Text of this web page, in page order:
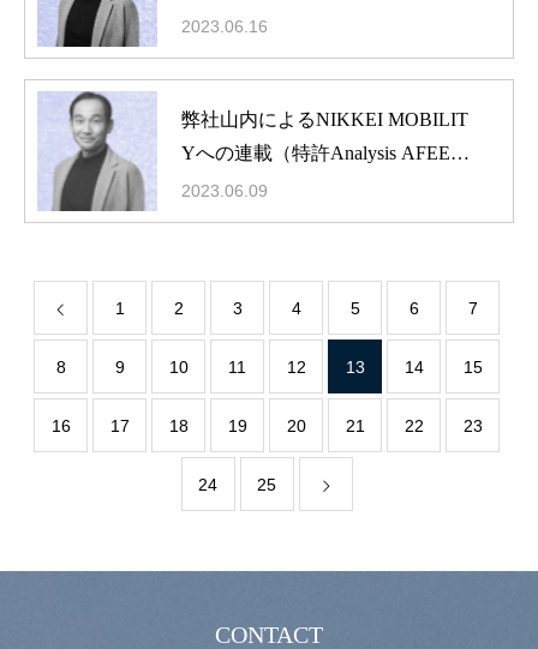
識や合成に力」が掲載
2023.06.16
弊社山内によるNIKKEI MOBILIT
Yへの連載（特許Analysis AFEELA
予測）
2023.06.09
1 2 3 4 5 6 7
8 9 10 11 12 13 14 15
16 17 18 19 20 21 22 23
24 25
CONTACT
理念・概要
動画コンテンツ